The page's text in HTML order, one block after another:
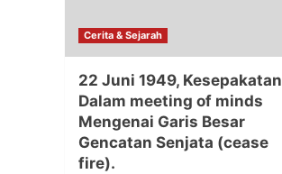
Cerita & Sejarah
22 Juni 1949, Kesepakatan
Dalam meeting of minds
Mengenai Garis Besar
Gencatan Senjata (cease
fire).